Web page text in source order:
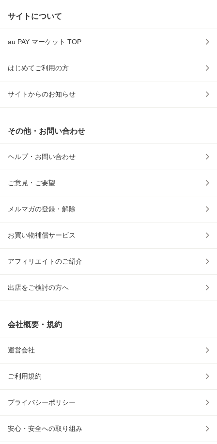
サイトについて
au PAY マーケット TOP
はじめてご利用の方
サイトからのお知らせ
その他・お問い合わせ
ヘルプ・お問い合わせ
ご意見・ご要望
メルマガの登録・解除
お買い物補償サービス
アフィリエイトのご紹介
出店をご検討の方へ
会社概要・規約
運営会社
ご利用規約
プライバシーポリシー
安心・安全への取り組み